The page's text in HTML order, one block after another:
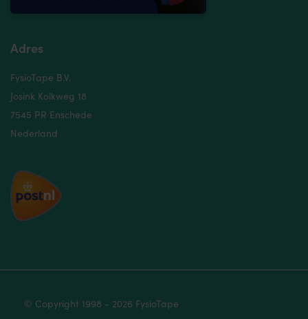
Adres
FysioTape B.V.
Josink Kolkweg 18
7545 PR Enschede
Nederland
© Copyright 1998 - 2026 FysioTape